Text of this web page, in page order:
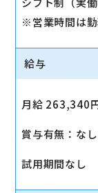
※営業時間は勤
給与
月給 263,340
賞与有無：なし
試用期間なし